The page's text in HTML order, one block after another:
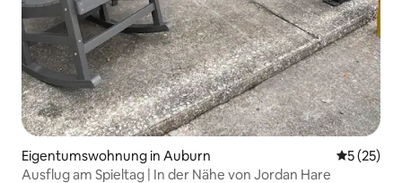
Eigentumswohnung in Auburn
5 (25)
Ausflug am Spieltag | In der Nähe von Jordan Hare